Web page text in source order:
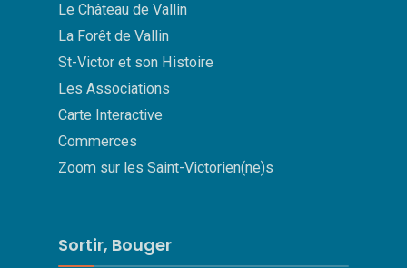
Le Château de Vallin
La Forêt de Vallin
St-Victor et son Histoire
Les Associations
Carte Interactive
Commerces
Zoom sur les Saint-Victorien(ne)s
Sortir, Bouger